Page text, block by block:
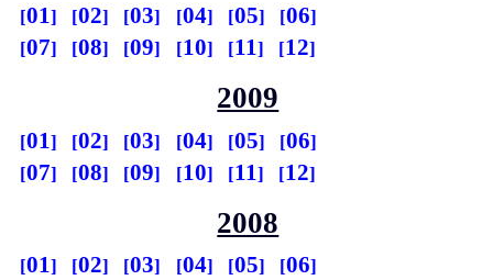
01 02 03 04 05
06
07
08 09 10 11 12
2009
01 02 03 04 05
06
07
08 09 10 11 12
2008
01 02 03 04 05
06